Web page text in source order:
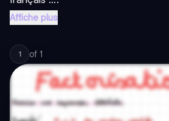
Affiche plus
1 of 1